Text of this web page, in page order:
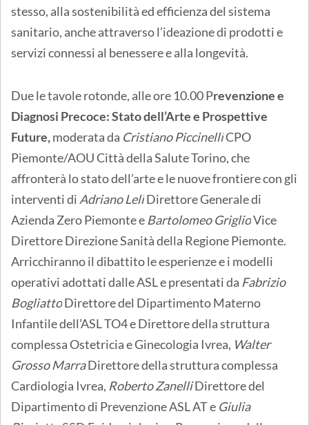
stesso, alla sostenibilità ed efficienza del sistema
sanitario, anche attraverso l’ideazione di prodotti e
servizi connessi al benessere e alla longevità.
Due le tavole rotonde, alle ore 10.00 Prevenzione e
Diagnosi Precoce: Stato dell’Arte e Prospettive
Future,moderata da Cristiano PiccinelliCPO
Piemonte/AOU Città della Salute Torino, che
affronterà lo stato dell’arte e le nuove frontiere con gli
interventi di Adriano LeliDirettore Generale di
Azienda Zero Piemonte e Bartolomeo GriglioVice
Direttore Direzione Sanità della Regione Piemonte.
Arricchiranno il dibattito le esperienze e i modelli
operativi adottati dalle ASL e presentati da Fabrizio
BogliattoDirettore del Dipartimento Materno
Infantile dell’ASL TO4 e Direttore della struttura
complessa Ostetricia e Ginecologia Ivrea, Walter
Grosso MarraDirettore della struttura complessa
Cardiologia Ivrea, Roberto ZanelliDirettore del
Dipartimento di Prevenzione ASL AT e Giulia